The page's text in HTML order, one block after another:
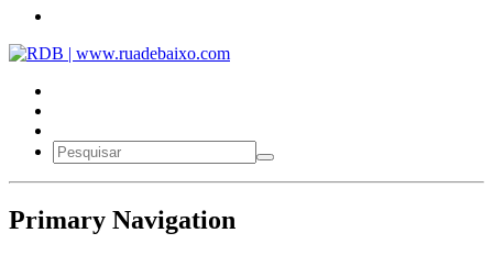
Primary Navigation